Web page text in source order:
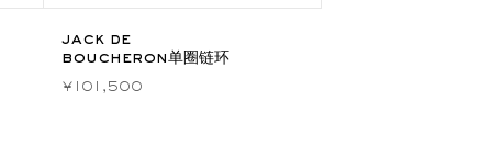
jack de
boucheron单圈链环
¥101,500